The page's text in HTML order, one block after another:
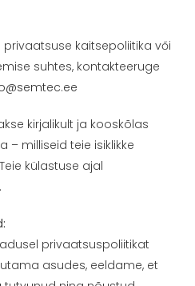
privaatsuse kaitsepoliitika vői
suhtes, kontakteeruge
kirjalikult ja kooskõlas
– milliseid teie isiklikke
külastuse ajal
privaatsuspoliitikat
asudes, eeldame, et